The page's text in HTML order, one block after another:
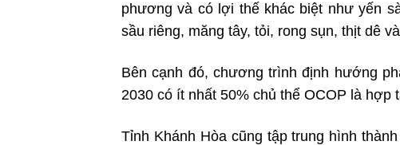
phương và có lợi thế khác biệt như yến
sầu riêng, măng tây, tỏi, rong sụn, thịt dê
Bên cạnh đó, chương trình định hướng
2030 có ít nhất 50% chủ thể OCOP là hợp
Tỉnh Khánh Hòa cũng tập trung hình